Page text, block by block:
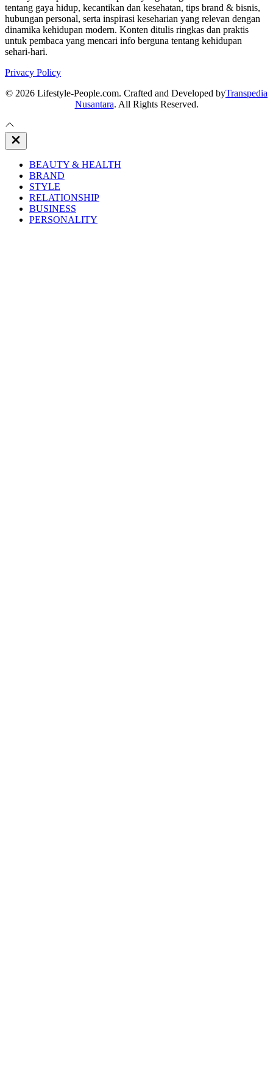
tentang gaya hidup, kecantikan dan kesehatan, tips brand & bisnis,
hubungan personal, serta inspirasi keseharian yang relevan dengan
dinamika kehidupan modern. Konten ditulis ringkas dan praktis
untuk pembaca yang mencari info berguna tentang kehidupan
sehari-hari.
Privacy Policy
© 2026 Lifestyle-People.com. Crafted and Developed byTranspedia
Nusantara. All Rights Reserved.
Close
Off
BEAUTY & HEALTH
BRAND
STYLE
RELATIONSHIP
BUSINESS
PERSONALITY